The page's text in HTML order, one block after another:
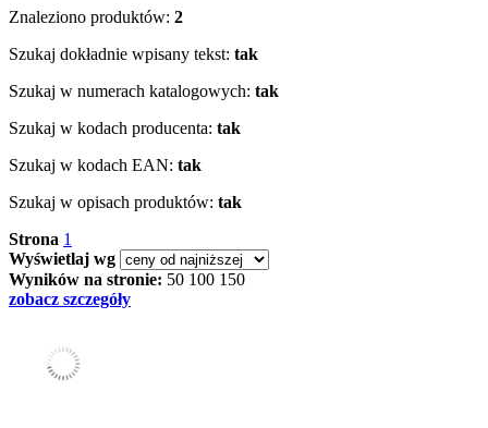
Znaleziono produktów: 2
Szukaj dokładnie wpisany tekst: tak
Szukaj w numerach katalogowych: tak
Szukaj w kodach producenta: tak
Szukaj w kodach EAN: tak
Szukaj w opisach produktów: tak
Strona 1
Wyświetlaj wg
Wyników na stronie: 50 100 150
zobacz szczegóły